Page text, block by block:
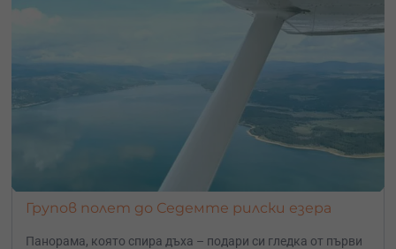
Групов полет до Седемте рилски езера
Панорама, която спира дъха – подари си гледка от първи